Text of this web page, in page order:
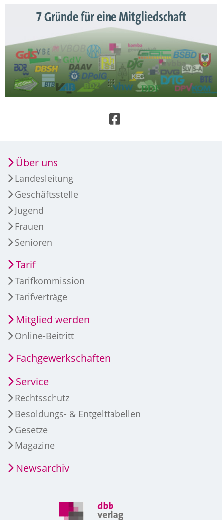
7 Gründe für eine Mitgliedschaft
Über uns
Landesleitung
Geschäftsstelle
Jugend
Frauen
Senioren
Tarif
Tarifkommission
Tarifverträge
Mitglied werden
Online-Beitritt
Fachgewerkschaften
Service
Rechtsschutz
Besoldungs- & Entgelttabellen
Gesetze
Magazine
Newsarchiv